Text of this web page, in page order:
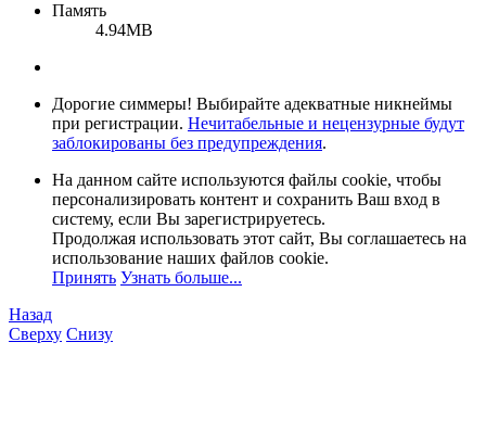
Память
4.94MB
Дорогие симмеры! Выбирайте адекватные никнеймы
при регистрации. Нечитабельные и нецензурные будут
заблокированы без предупреждения.
На данном сайте используются файлы cookie, чтобы
персонализировать контент и сохранить Ваш вход в
систему, если Вы зарегистрируетесь.
Продолжая использовать этот сайт, Вы соглашаетесь на
использование наших файлов cookie.
Принять Узнать больше...
Назад
Сверху Снизу